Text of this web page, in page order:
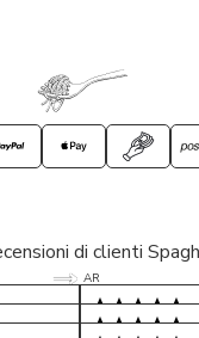
di clienti
5/5
5/5
5/5
AR
D*
S*